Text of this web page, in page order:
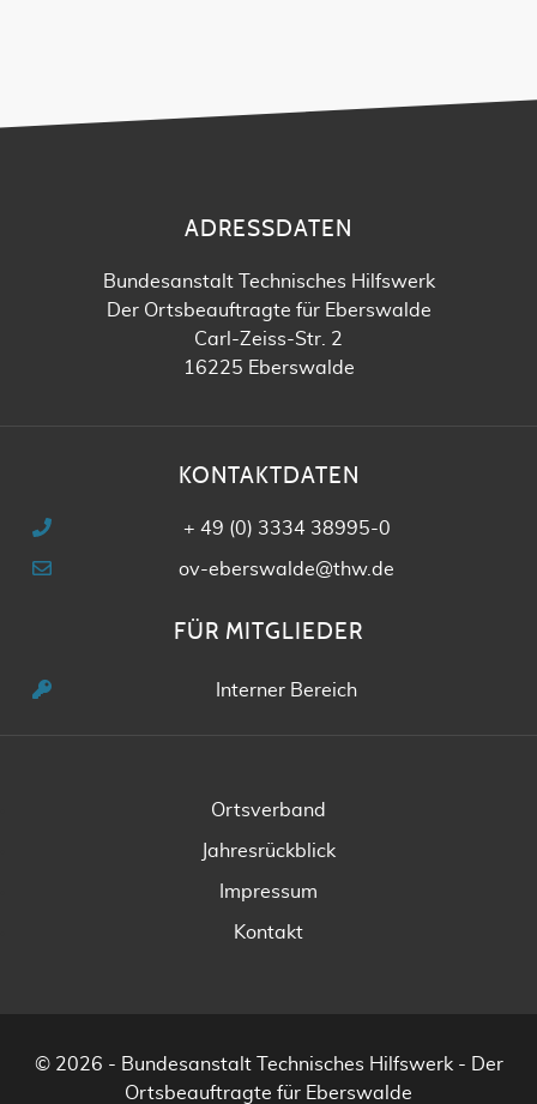
ADRESSDATEN
Bundesanstalt Technisches Hilfswerk
Der Ortsbeauftragte für Eberswalde
Carl-Zeiss-Str. 2
16225 Eberswalde
KONTAKTDATEN
+ 49 (0) 3334 38995-0
ov-eberswalde@thw.de
FÜR MITGLIEDER
Interner Bereich
Ortsverband
Jahresrückblick
Impressum
Kontakt
© 2026 - Bundesanstalt Technisches Hilfswerk - Der
Ortsbeauftragte für Eberswalde